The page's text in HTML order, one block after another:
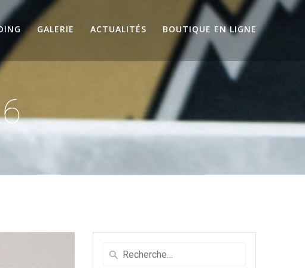
GALERIE ACTUALITÉS BOUTIQUE EN LIGNE
Recherche